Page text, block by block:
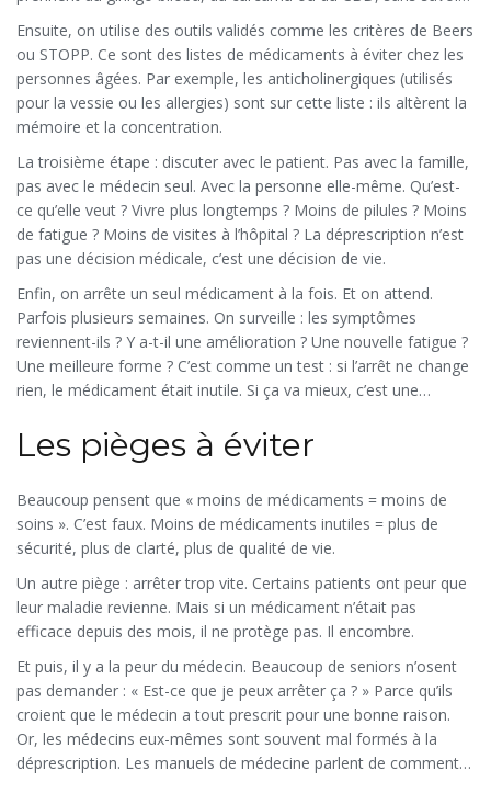
qu’ils interagissent avec leurs traitements.
Ensuite, on utilise des outils validés comme les critères de Beers
ou STOPP. Ce sont des listes de médicaments à éviter chez les
personnes âgées. Par exemple, les anticholinergiques (utilisés
pour la vessie ou les allergies) sont sur cette liste : ils altèrent la
mémoire et la concentration.
La troisième étape : discuter avec le patient. Pas avec la famille,
pas avec le médecin seul. Avec la personne elle-même. Qu’est-
ce qu’elle veut ? Vivre plus longtemps ? Moins de pilules ? Moins
de fatigue ? Moins de visites à l’hôpital ? La déprescription n’est
pas une décision médicale, c’est une décision de vie.
Enfin, on arrête un seul médicament à la fois. Et on attend.
Parfois plusieurs semaines. On surveille : les symptômes
reviennent-ils ? Y a-t-il une amélioration ? Une nouvelle fatigue ?
Une meilleure forme ? C’est comme un test : si l’arrêt ne change
rien, le médicament était inutile. Si ça va mieux, c’est une
Les pièges à éviter
Beaucoup pensent que « moins de médicaments = moins de
soins ». C’est faux. Moins de médicaments inutiles = plus de
sécurité, plus de clarté, plus de qualité de vie.
Un autre piège : arrêter trop vite. Certains patients ont peur que
leur maladie revienne. Mais si un médicament n’était pas
efficace depuis des mois, il ne protège pas. Il encombre.
Et puis, il y a la peur du médecin. Beaucoup de seniors n’osent
pas demander : « Est-ce que je peux arrêter ça ? » Parce qu’ils
croient que le médecin a tout prescrit pour une bonne raison.
Or, les médecins eux-mêmes sont souvent mal formés à la
déprescription. Les manuels de médecine parlent de comment